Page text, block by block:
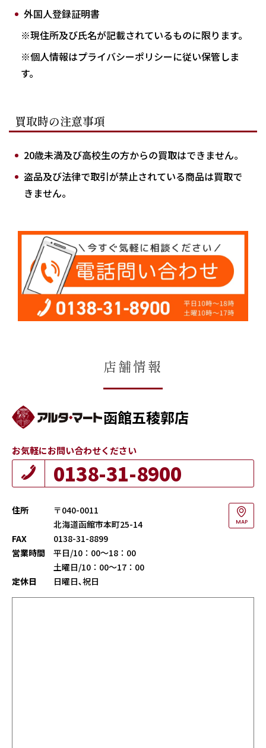
外国人登録証明書
※現住所及び氏名が記載されているものに限ります。
※個人情報はプライバシーポリシーに従い保管しま
す。
買取時の注意事項
20歳未満及び高校生の方からの買取はできません。
盗品及び法律で取引が禁止されている商品は買取で
きません。
店舗情報
函館五稜郭店
お気軽にお問い合わせください
0138-31-8900
住所
〒040-0011
北海道函館市本町25-14
MAP
FAX
0138-31-8899
営業時間
平日/10：00～18：00
土曜日/10：00～17：00
定休日
日曜日､祝日